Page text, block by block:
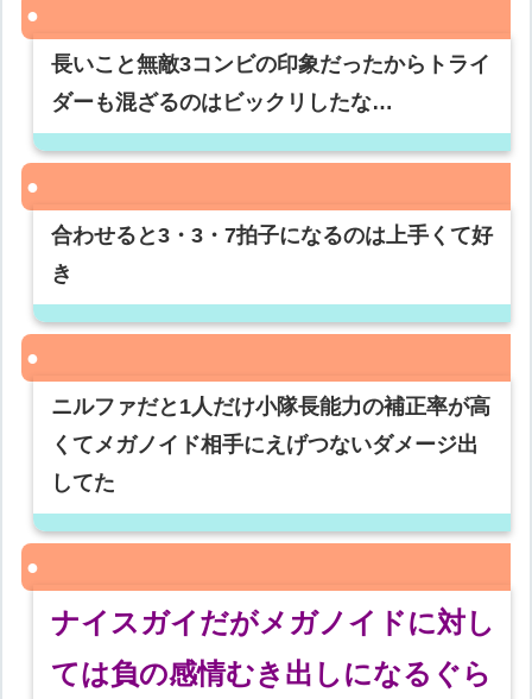
長いこと無敵3コンビの印象だったからトライ
ダーも混ざるのはビックリしたな…
合わせると3・3・7拍子になるのは上手くて好
き
ニルファだと1人だけ小隊長能力の補正率が高
くてメガノイド相手にえげつないダメージ出
してた
ナイスガイだがメガノイドに対し
ては負の感情むき出しになるぐら